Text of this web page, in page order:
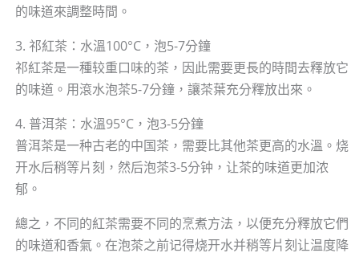
的味道來調整時間。
3. 祁紅茶：水溫100°C，泡5-7分鐘
祁紅茶是一種较重口味的茶，因此需要更長的時間去釋放它
的味道。用滾水泡茶5-7分鐘，讓茶葉充分釋放出來。
4. 普洱茶：水溫95°C，泡3-5分鐘
普洱茶是一种古老的中国茶，需要比其他茶更高的水溫。烧
开水后稍等片刻，然后泡茶3-5分钟，让茶的味道更加浓
郁。
總之，不同的紅茶需要不同的烹煮方法，以便充分釋放它們
的味道和香氣。在泡茶之前记得烧开水并稍等片刻让温度降